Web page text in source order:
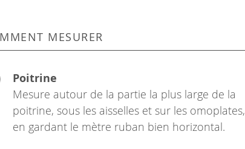
MESURER
Poitrine
Mesure autour de la partie la plus large de la
poitrine, sous les aisselles et sur les omoplates,
en gardant le mètre ruban bien horizontal.